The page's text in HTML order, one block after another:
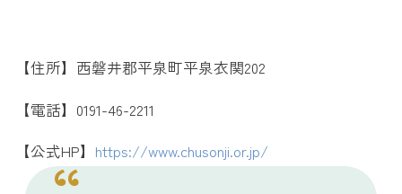
【住所】西磐井郡平泉町平泉衣関202
【電話】0191-46-2211
【公式HP】 https://www.chusonji.or.jp/